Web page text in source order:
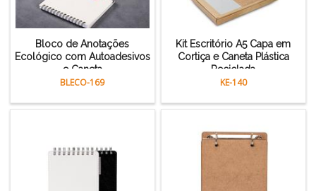
Bloco de Anotações
Ecológico com Autoadesivos
e Caneta
BLECO-169
Kit Escritório A5 Capa em
Cortiça e Caneta Plástica
Reciclada
KE-140